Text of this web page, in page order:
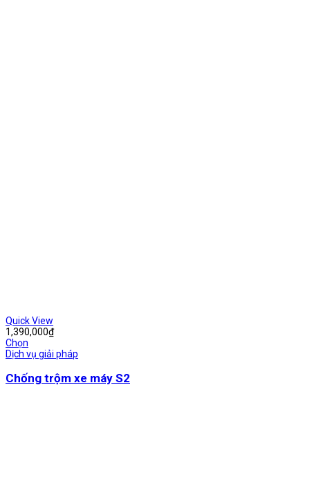
Quick View
1,390,000₫
Chọn
Dịch vụ giải pháp
Chống trộm xe máy S2